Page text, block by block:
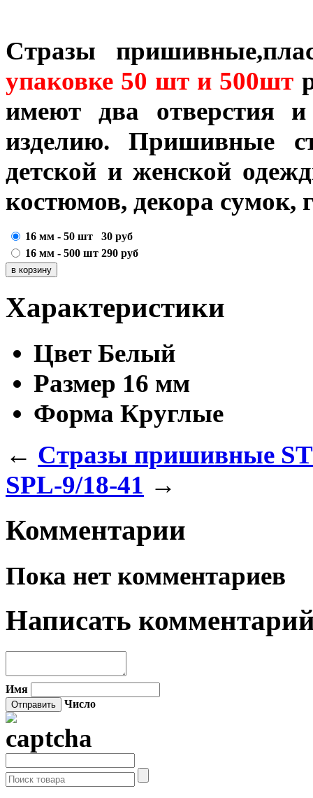
Стразы
упаковке 50 шт и 500шт
имеют два отверстия
изделию.Пришивные
детской и женской
костюмов, декора сумок,
16 мм - 50 шт 30 руб
16 мм - 500 шт 290 руб
Характеристики
Цвет Белый
Размер 16 мм
Форма Круглые
← Стразы пришивные
SPL-9/18-41 →
Комментарии
Пока нет комментариев
Написать
Имя
Число